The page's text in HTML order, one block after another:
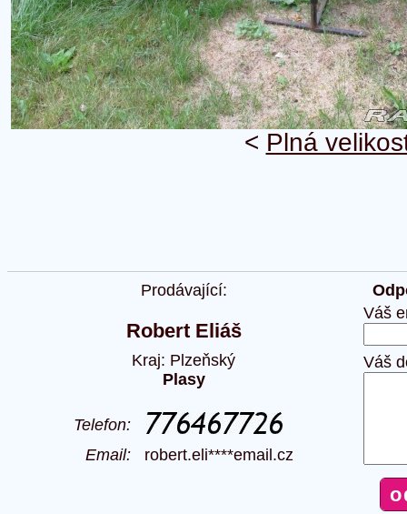
< Plná
Prodávající:
Robert Eliáš
Kraj: Plzeňský
Plasy
Telefon:
Email: robert.eli****email.cz
Váš
Váš